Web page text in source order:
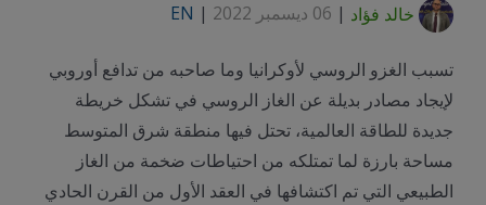
خالد فؤاد | 06 ديسمبر 2022 |
EN
تسبب الغزو الروسي لأوكرانيا وما صاحبه من تدافع أوروبي
لإيجاد مصادر بديلة عن الغاز الروسي في تشكل خريطة
جديدة للطاقة العالمية، تحتل فيها منطقة شرق المتوسط
مساحة بارزة لما تمتلكه من احتياطات ضخمة من الغاز
الطبيعي التي تم اكتشافها في العقد الأول من القرن الحادي